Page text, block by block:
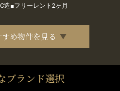
造■フリーレント2ヶ月
め物件を見る
ブランド選択